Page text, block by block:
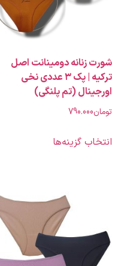
دومینانت اصل
ترکیه | پک ۳ عددی نخی
(تم پلنگی)
گزینه‌ها